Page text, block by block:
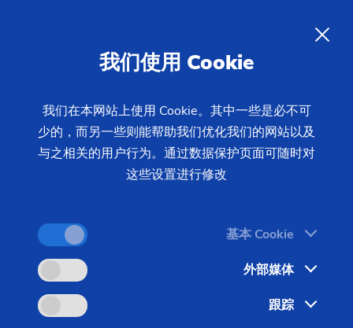
运输货车和商用车行业正在面临重大转型。目标：高
效低碳的商用车。凭借在研发新型制造方案领域的丰
富经验，埃马克集团一路伴您左右，助您顺利完成转
我们使用 Cookie
我们在本网站上使用 Cookie。其中一些是必不可
少的，而另一些则能帮助我们优化我们的网站以及
与之相关的用户行为。通过数据保护页面可随时对
这些设置进行修改
基本 Cookie
外部媒体
跟踪